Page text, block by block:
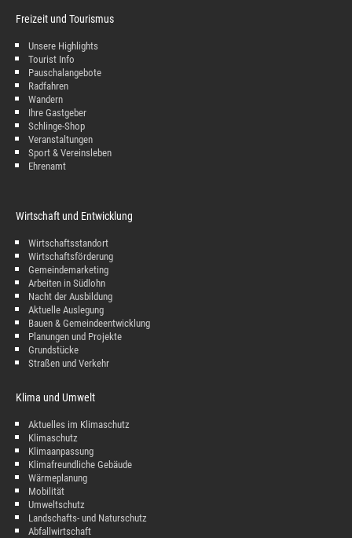
Freizeit und Tourismus
Unsere Highlights
Tourist Info
Pauschalangebote
Radfahren
Wandern
Ihre Gastgeber
Schlinge-Shop
Veranstaltungen
Sport & Vereinsleben
Ehrenamt
Wirtschaft und Entwicklung
Wirtschaftsstandort
Wirtschaftsförderung
Gemeindemarketing
Arbeiten in Südlohn
Nacht der Ausbildung
Aktuelle Auslegung
Bauen & Gemeindeentwicklung
Planungen und Projekte
Grundstücke
Straßen und Verkehr
Klima und Umwelt
Aktuelles im Klimaschutz
Klimaschutz
Klimaanpassung
Klimafreundliche Gebäude
Wärmeplanung
Mobilität
Umweltschutz
Landschafts- und Naturschutz
Abfallwirtschaft